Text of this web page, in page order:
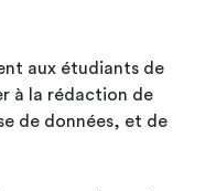
aux étudiants de
à la rédaction de
de données, et de